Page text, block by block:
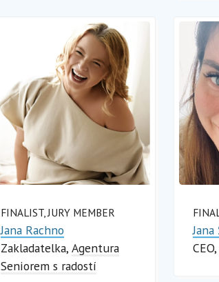
FINALIST, JURY MEMBER
Jana Rachno
Zakladatelka Agentura
Seniorem s radostí
Jana
CEO